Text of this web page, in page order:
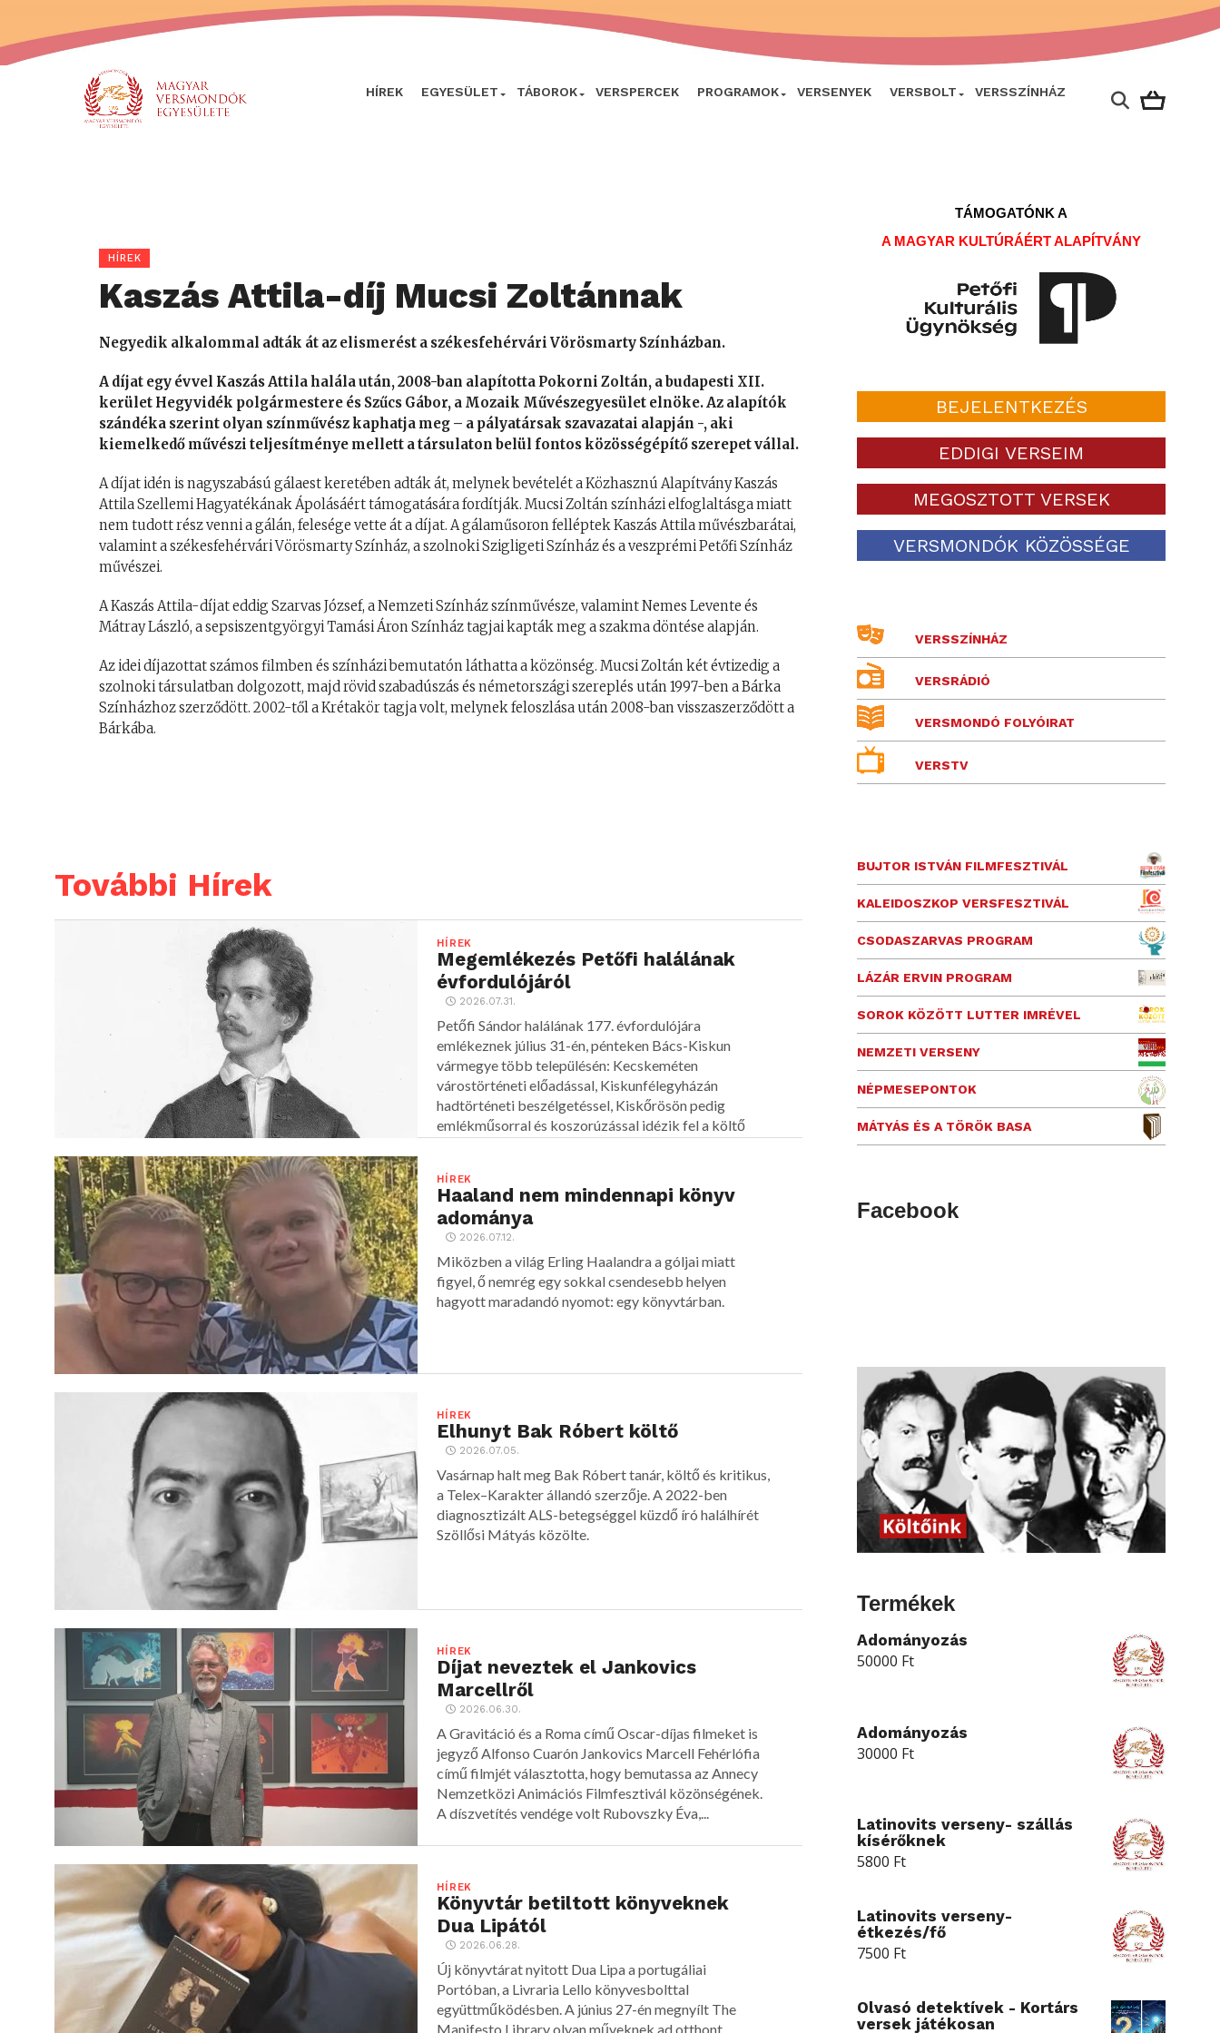
HÍREK EGYESÜLET TÁBOROK VERSPERCEK PROGRAMOK VERSENYEK VERSBOLT VERSSZÍNHÁZ
HÍREK
Kaszás Attila-díj Mucsi Zoltánnak
Negyedik alkalommal adták át az elismerést a székesfehérvári Vörösmarty Színházban.
A díjat egy évvel Kaszás Attila halála után, 2008-ban alapította Pokorni Zoltán, a budapesti XII.
kerület Hegyvidék polgármestere és Szűcs Gábor, a Mozaik Művészegyesület elnöke. Az alapítók
szándéka szerint olyan színművész kaphatja meg – a pályatársak szavazatai alapján -, aki
kiemelkedő művészi teljesítménye mellett a társulaton belül fontos közösségépítő szerepet vállal.
A díjat idén is nagyszabású gálaest keretében adták át, melynek bevételét a Közhasznú Alapítvány Kaszás
Attila Szellemi Hagyatékának Ápolásáért támogatására fordítják. Mucsi Zoltán színházi elfoglaltásga miatt
nem tudott rész venni a gálán, felesége vette át a díjat. A gálaműsoron felléptek Kaszás Attila művészbarátai,
valamint a székesfehérvári Vörösmarty Színház, a szolnoki Szigligeti Színház és a veszprémi Petőfi Színház
művészei.
A Kaszás Attila-díjat eddig Szarvas József, a Nemzeti Színház színművésze, valamint Nemes Levente és
Mátray László, a sepsiszentgyörgyi Tamási Áron Színház tagjai kapták meg a szakma döntése alapján.
Az idei díjazottat számos filmben és színházi bemutatón láthatta a közönség. Mucsi Zoltán két évtizedig a
szolnoki társulatban dolgozott, majd rövid szabadúszás és németországi szereplés után 1997-ben a Bárka
Színházhoz szerződött. 2002-től a Krétakör tagja volt, melynek feloszlása után 2008-ban visszaszerződött a
Bárkába.
További Hírek
HÍREK
Megemlékezés Petőfi halálának
évfordulójáról
2026.07.31.
Petőfi Sándor halálának 177. évfordulójára
emlékeznek július 31-én, pénteken Bács-Kiskun
vármegye több településén: Kecskeméten
várostörténeti előadással, Kiskunfélegyházán
hadtörténeti beszélgetéssel, Kiskőrösön pedig
emlékműsorral és koszorúzással idézik fel a költő
HÍREK
Haaland nem mindennapi könyv
adománya
2026.07.12.
Miközben a világ Erling Haalandra a góljai miatt
figyel, ő nemrég egy sokkal csendesebb helyen
hagyott maradandó nyomot: egy könyvtárban.
HÍREK
Elhunyt Bak Róbert költő
2026.07.05.
Vasárnap halt meg Bak Róbert tanár, költő és kritikus,
a Telex–Karakter állandó szerzője. A 2022-ben
diagnosztizált ALS-betegséggel küzdő író halálhírét
Szöllősi Mátyás közölte.
HÍREK
Díjat neveztek el Jankovics
Marcellről
2026.06.30.
A Gravitáció és a Roma című Oscar-díjas filmeket is
jegyző Alfonso Cuarón Jankovics Marcell Fehérlófia
című filmjét választotta, hogy bemutassa az Annecy
Nemzetközi Animációs Filmfesztivál közönségének.
A díszvetítés vendége volt Rubovszky Éva,...
HÍREK
Könyvtár betiltott könyveknek
Dua Lipától
2026.06.28.
Új könyvtárat nyitott Dua Lipa a portugáliai
Portóban, a Livraria Lello könyvesbolttal
együttműködésben. A június 27-én megnyílt The
Manifesto Library olyan műveknek ad otthont,
TÁMOGATÓNK A
A MAGYAR KULTÚRÁÉRT ALAPÍTVÁNY
BEJELENTKEZÉS
EDDIGI VERSEIM
MEGOSZTOTT VERSEK
VERSMONDÓK KÖZÖSSÉGE
VERSSZÍNHÁZ
VERSRÁDIÓ
VERSMONDÓ FOLYÓIRAT
VERSTV
BUJTOR ISTVÁN FILMFESZTIVÁL
KALEIDOSZKOP VERSFESZTIVÁL
CSODASZARVAS PROGRAM
LÁZÁR ERVIN PROGRAM
SOROK KÖZÖTT LUTTER IMRÉVEL
NEMZETI VERSENY
NÉPMESEPONTOK
MÁTYÁS ÉS A TÖRÖK BASA
Facebook
Termékek
Adományozás
50000 Ft
Adományozás
30000 Ft
Latinovits verseny- szállás
kísérőknek
5800 Ft
Latinovits verseny-
étkezés/fő
7500 Ft
Olvasó detektívek - Kortárs
versek játékosan